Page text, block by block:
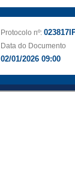
Protocolo nº:
Data do Documento
02/01/2026 09:00